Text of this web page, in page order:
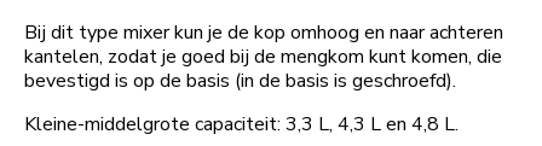
Bij dit type mixer kun je de kop omhoog en naar achteren
kantelen, zodat je goed bij de mengkom kunt komen, die
bevestigd is op de basis (in de basis is geschroefd).
Kleine-middelgrote capaciteit: 3,3 L, 4,3 L en 4,8 L.